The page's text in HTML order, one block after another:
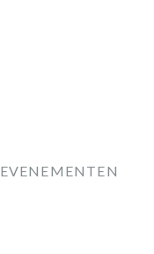
EVENEMENTEN